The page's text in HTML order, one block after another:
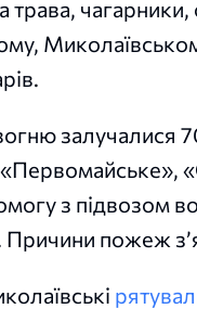
трава,
залучалися
з підвозом
Причини пожеж